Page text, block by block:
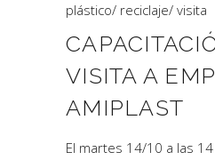
plástico/ reciclaje/ visita
VISITA A
AMIPLAST
El martes 14/10 a las